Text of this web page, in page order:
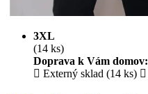
3XL
(14 ks)
Doprava k Vám domov:
Externý sklad (14 ks)